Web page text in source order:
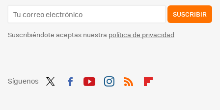
SUSCRIBIR
Suscribiéndote aceptas nuestra política de privacidad
Síguenos